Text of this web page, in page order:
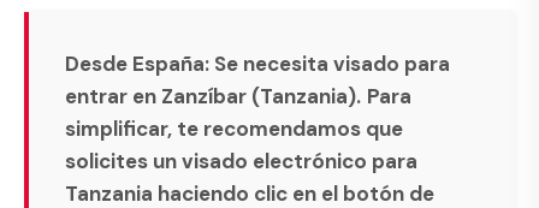
Desde España: Se necesita visado para
entrar en Zanzíbar (Tanzania). Para
simplificar, te recomendamos que
solicites un visado electrónico para
Tanzania haciendo clic en el botón de